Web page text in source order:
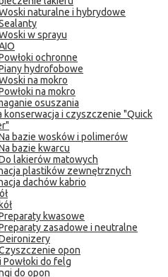
naturalne i hybrydowe
w sprayu
ochronne
hydrofobowe
na mokro
na mokro
osuszania
konserwacja i czyszczenie "Quick
bazie wosków i polimerów
bazie kwarcu
lakierów matowych
plastików zewnętrznych
dachów kabrio
kwasowe
zasadowe i neutralne
opon
Powłoki do felg
do opon